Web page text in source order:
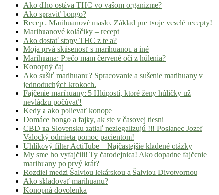
Ako dlho ostáva THC vo vašom organizme?
Ako spraviť bongo?
Recept: Marihuanové maslo. Základ pre tvoje veselé recepty!
Marihuanové koláčiky – recept
Ako dostať stopy THC z tela?
Moja prvá skúsenosť s marihuanou a iné
Marihuana: Prečo mám červené oči z húlenia?
Konopný čaj
Ako sušiť marihuanu? Spracovanie a sušenie marihuany v
jednoduchých krokoch.
Fajčenie marihuany: 5 Hlúpostí, ktoré ženy húličky už
nevládzu počúvať!
Kedy a ako polievať konope
Domáce bongo a fajky, ak ste v časovej tiesni
CBD na Slovensku zatiaľ nezlegalizujú !!! Poslanec Jozef
Valocký odmieta pomoc pacientom!
Uhlíkový filter ActiTube – Najčastejšie kladené otázky
My sme ho vyfajčili! Ty čarodejnica! Ako dopadne fajčenie
marihuany po prvý krát?
Rozdiel medzi Šalviou lekárskou a Šalviou Divotvornou
Ako skladovať marihuanu?
Konopná dovolenka